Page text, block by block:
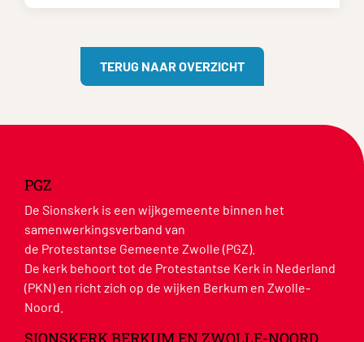
TERUG NAAR OVERZICHT
PGZ
De Sionskerk is een wijkgemeente binnen het
samenwerkingsverband van
de Protestantse Gemeente Zwolle (PGZ).
De kerk behoort tot de Protestantse Kerk in Nederland
(PKN) en richt zich op de wijken Berkum en Zwolle-
Noord.
SIONSKERK BERKUM EN ZWOLLE-NOORD